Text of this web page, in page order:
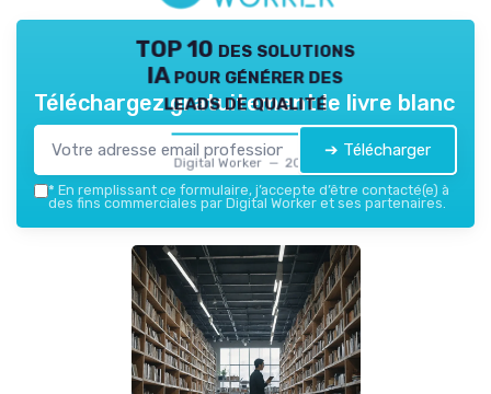
TOP 10 des solutions
IA pour générer des
leads de qualité
Digital Worker — 2026
Téléchargez gratuitement le livre blanc
➔ Télécharger
* En remplissant ce formulaire, j’accepte d’être contacté(e) à
des fins commerciales par Digital Worker et ses partenaires.